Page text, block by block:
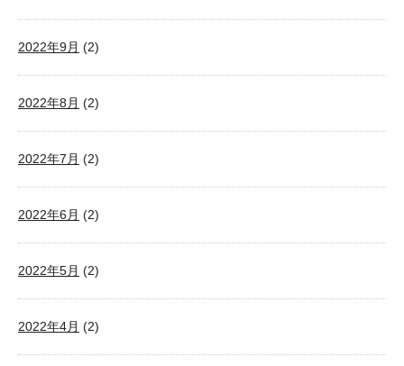
2022年9月 (2)
2022年8月 (2)
2022年7月 (2)
2022年6月 (2)
2022年5月 (2)
2022年4月 (2)